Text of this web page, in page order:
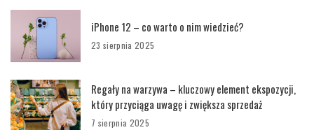
iPhone 12 – co warto o nim wiedzieć?
23 sierpnia 2025
Regały na warzywa – kluczowy element ekspozycji,
który przyciąga uwagę i zwiększa sprzedaż
7 sierpnia 2025